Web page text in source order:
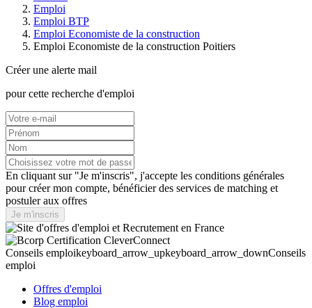
Emploi
Emploi BTP
Emploi Economiste de la construction
Emploi Economiste de la construction Poitiers
Créer une alerte mail
pour cette recherche d'emploi
En cliquant sur "Je m'inscris", j'accepte les conditions générales
pour créer mon compte, bénéficier des services de matching et
postuler aux offres
Je m'inscris
Conseils emploikeyboard_arrow_upkeyboard_arrow_downConseils
emploi
Offres d'emploi
Blog emploi